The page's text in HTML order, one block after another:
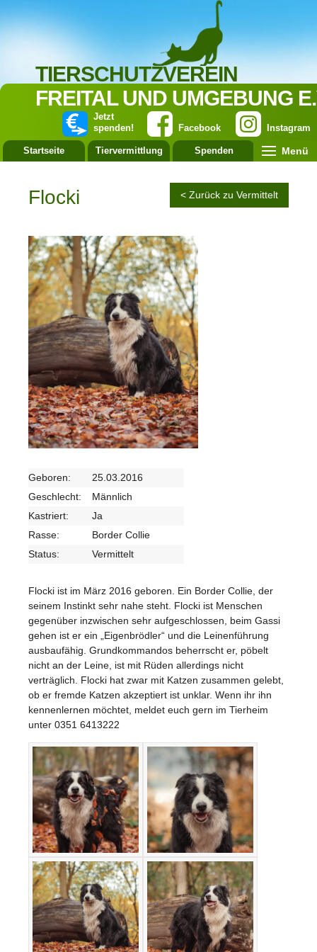
TIERSCHUTZVEREIN
FREITAL UND UMGEBUNG
Instagram
Facebook
Jetzt
spenden!
Startseite Tiervermittlung Spenden Menü
Flocki < Zurück zu Vermittelt
Geboren:
25.03.2016
Geschlecht:
Männlich
Kastriert:
Ja
Rasse:
Border Collie
Status:
Vermittelt
Flocki ist im März 2016 geboren. Ein Border Collie, der
seinem Instinkt sehr nahe steht. Flocki ist Menschen
gegenüber inzwischen sehr aufgeschlossen, beim Gassi
gehen ist er ein „Eigenbrödler“ und die Leinenführung
ausbaufähig. Grundkommandos beherrscht er, pöbelt
nicht an der Leine, ist mit Rüden allerdings nicht
verträglich. Flocki hat zwar mit Katzen zusammen gelebt,
ob er fremde Katzen akzeptiert ist unklar. Wenn ihr ihn
kennenlernen möchtet, meldet euch gern im Tierheim
unter 0351 6413222